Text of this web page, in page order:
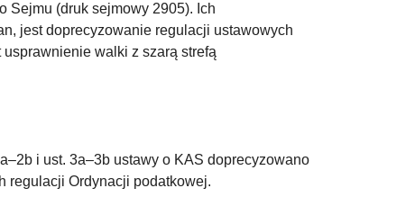
Sejmu (druk sejmowy 2905). Ich
jest doprecyzowanie regulacji ustawowych
walki z szarą strefą
i ust. 3a–3b ustawy o KAS doprecyzowano
regulacji Ordynacji podatkowej.